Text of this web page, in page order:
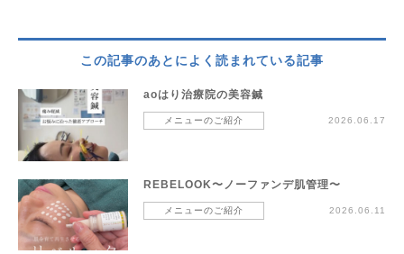
この記事のあとによく読まれている記事
aoはり治療院の美容鍼
メニューのご紹介 2026.06.17
REBELOOK〜ノーファンデ肌管理〜
メニューのご紹介 2026.06.11